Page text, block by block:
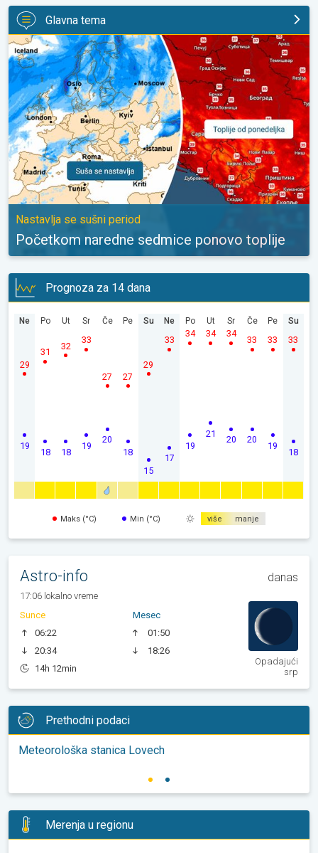
Glavna tema
Početkom naredne sedmice ponovo toplije. Nastavlja se sušni
Nastavlja se sušni period
Početkom naredne sedmice ponovo toplije
Prognoza za 14 dana
Ne
19
29
Po
18
31
Ut
18
32
Sr
19
33
Če
20
27
Pe
18
27
Su
15
29
Ne
17
33
Po
19
34
Ut
21
34
Sr
20
34
Če
20
33
Pe
19
33
Su
18
33
Maks (°C) Min (°C) više manje
Astro-info danas
17:06 lokalno vreme
Sunce
06:22
20:34
14h 12min
Mesec
01:50
18:26
Opadajući
srp
Prethodni podaci
Meteorološka stanica Lovech
Merenja u regionu